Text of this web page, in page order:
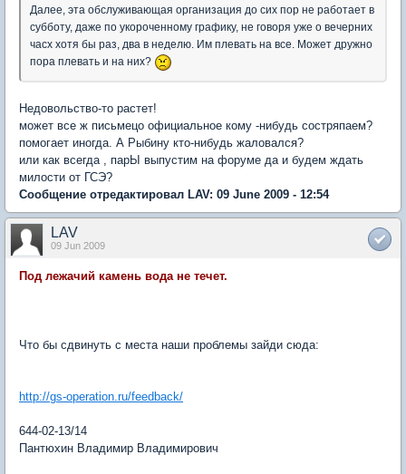
Далее, эта обслуживающая организация до сих пор не работает в
субботу, даже по укороченному графику, не говоря уже о вечерних
часх хотя бы раз, два в неделю. Им плевать на все. Может дружно
пора плевать и на них?
Недовольство-то растет!
может все ж письмецо официальное кому -нибудь состряпаем?
помогает иногда. А Рыбину кто-нибудь жаловался?
или как всегда , парЫ выпустим на форуме да и будем ждать
милости от ГСЭ?
Сообщение отредактировал LAV: 09 June 2009 - 12:54
LAV
09 Jun 2009
Под лежачий камень вода не течет.
Что бы сдвинуть с места наши проблемы зайди сюда:
http://gs-operation.ru/feedback/
644-02-13/14
Пантюхин Владимир Владимирович